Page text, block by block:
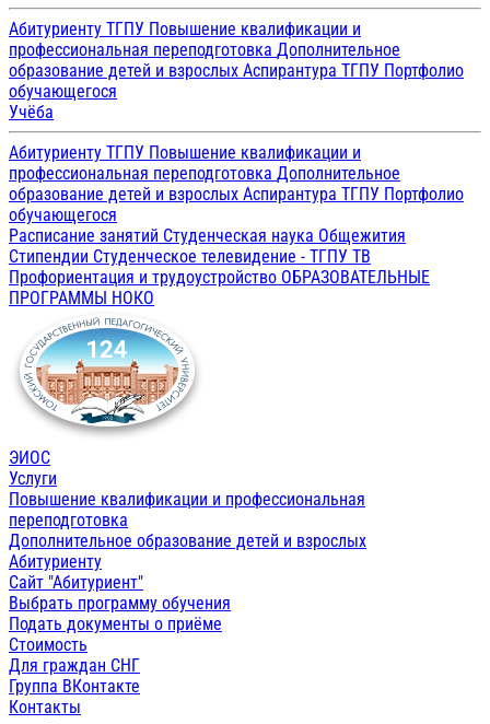
Абитуриенту ТГПУ Повышение квалификации и
профессиональная переподготовка Дополнительное
образование детей и взрослых Аспирантура ТГПУ Портфолио
обучающегося
Учёба
Абитуриенту ТГПУ Повышение квалификации и
профессиональная переподготовка Дополнительное
образование детей и взрослых Аспирантура ТГПУ Портфолио
обучающегося
Расписание занятий Студенческая наука Общежития
Стипендии Студенческое телевидение - ТГПУ ТВ
Профориентация и трудоустройство ОБРАЗОВАТЕЛЬНЫЕ
ПРОГРАММЫ НОКО
ЭИОС
Услуги
Повышение квалификации и профессиональная
переподготовка
Дополнительное образование детей и взрослых
Абитуриенту
Сайт "Абитуриент"
Выбрать программу обучения
Подать документы о приёме
Стоимость
Для граждан СНГ
Группа ВКонтакте
Контакты